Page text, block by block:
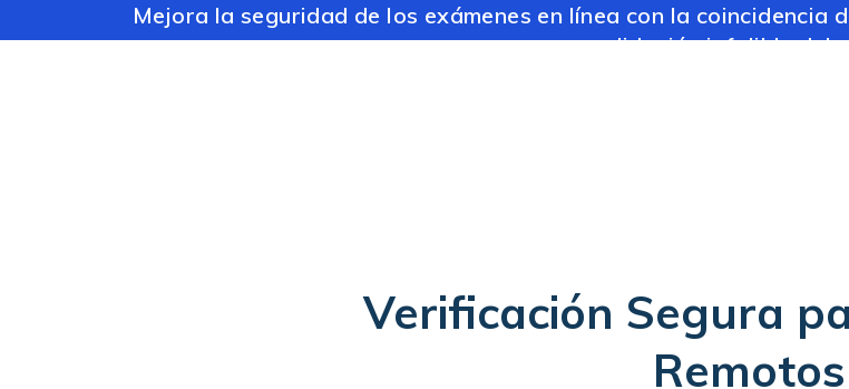
Mejora la seguridad de los exámenes en línea con la
una validación infalible del
Verificación Segura
Remotos